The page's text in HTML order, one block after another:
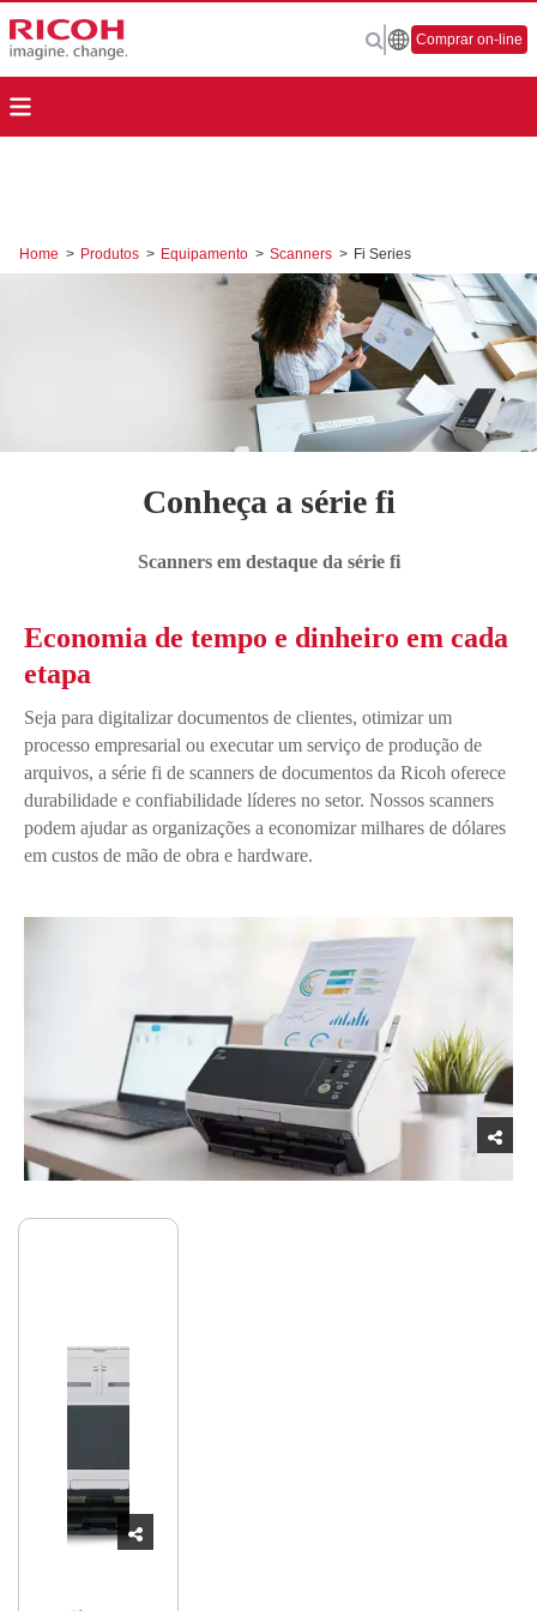
Comprar on-line
Home > Produtos > Equipamento > Scanners > Fi Series
Conheça a série fi
Scanners em destaque da série fi
Economia de tempo e dinheiro em cada
etapa
Seja para digitalizar documentos de clientes, otimizar um
processo empresarial ou executar um serviço de produção de
arquivos, a série fi de scanners de documentos da Ricoh oferece
durabilidade e confiabilidade líderes no setor. Nossos scanners
podem ajudar as organizações a economizar milhares de dólares
em custos de mão de obra e hardware.